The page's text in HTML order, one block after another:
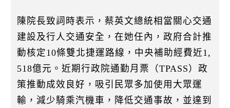
陳院長致詞時表示，蔡英文總統相當關心交通
建設及行人交通安全，在她任內，政府合計推
動核定10條雙北捷運路線，中央補助經費近1,
518億元。近期行政院通勤月票（TPASS）政
策推動成效良好，吸引民眾多加使用大眾運
輸，減少騎乘汽機車，降低交通事故，並達到